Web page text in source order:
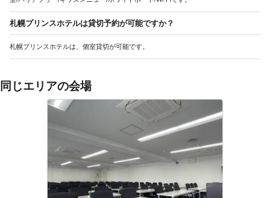
札幌プリンスホテルは貸切予約が可能ですか？
札幌プリンスホテルは、個室貸切が可能です。
同じエリアの会場